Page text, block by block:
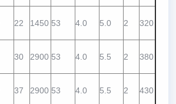
22 1450 53 4.0 5.0 2 320
30 2900 53 4.0 5.5 2 380
37 2900 53 4.0 5.5 2 430